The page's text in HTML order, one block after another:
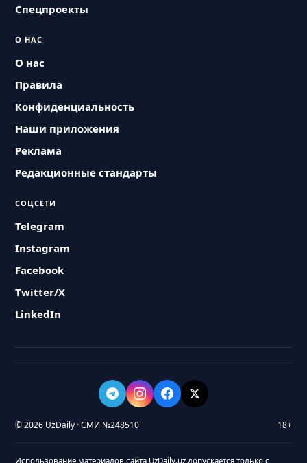
Спецпроекты
О НАС
О нас
Правила
Конфиденциальность
Наши приложения
Реклама
Редакционные стандарты
СОЦСЕТИ
Telegram
Instagram
Facebook
Twitter/X
LinkedIn
© 2026 UzDaily · СМИ №248510 18+
Использование материалов сайта UzDaily.uz допускается только с